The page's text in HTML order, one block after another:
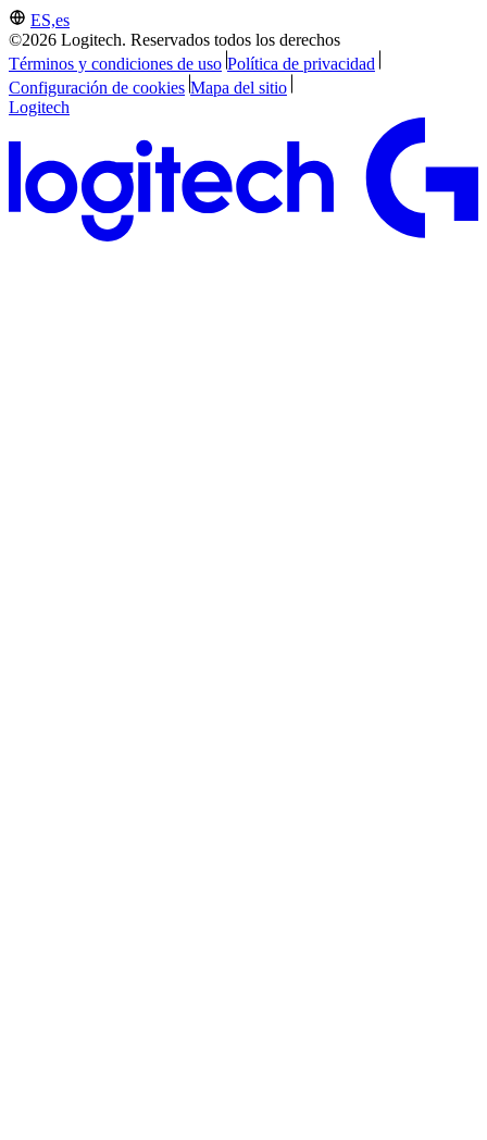
ES,es
©2026 Logitech. Reservados todos los derechos
Términos y condiciones de uso Política de privacidad
Configuración de cookies Mapa del sitio
Logitech